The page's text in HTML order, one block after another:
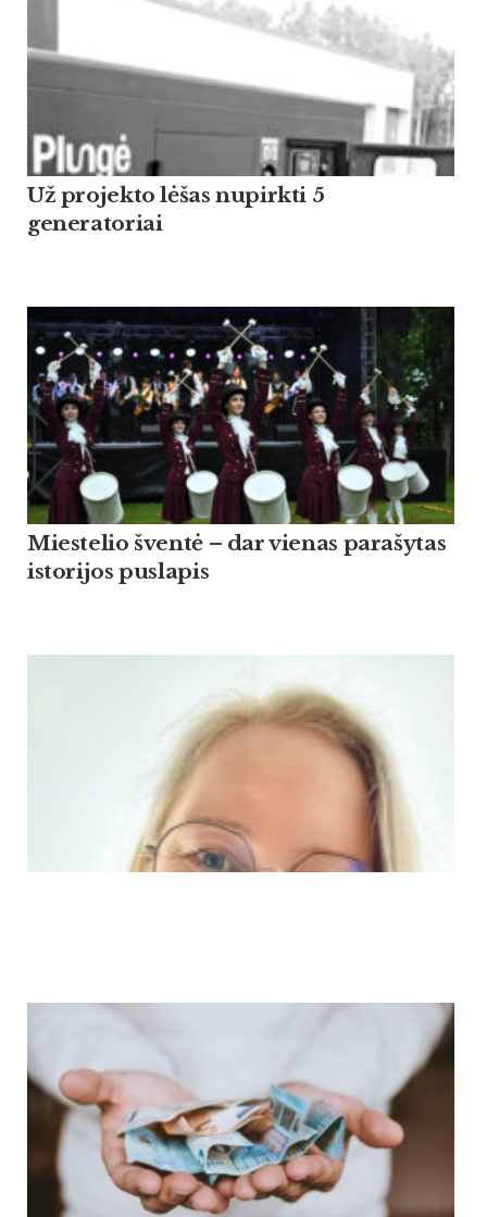
Už projekto lėšas nupirkti 5
generatoriai
Miestelio šventė – dar vienas parašytas
istorijos puslapis